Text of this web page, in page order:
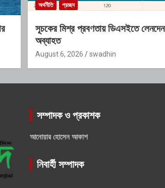
অর্থনীতি প্রচ্ছদ
সূচকের মিশ্র প্রবণতায় ডিএসইতে লেনদেন
অব্যাহত
August 6, 2026 swadhin
সম্পাদক ও প্রকাশক
আনোয়ার হোসেন আকাশ
নিবার্হী সম্পাদক